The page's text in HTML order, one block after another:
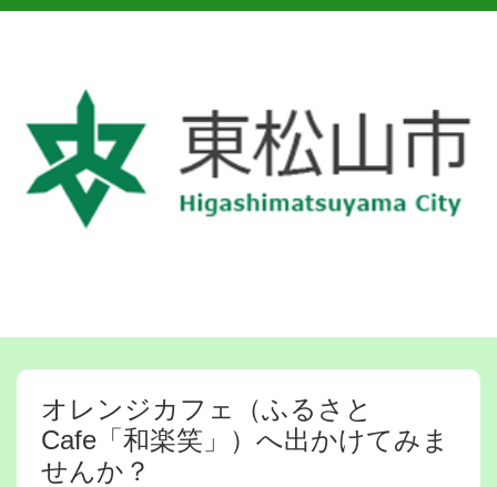
オレンジカフェ（ふるさと
Cafe「和楽笑」）へ出かけてみま
せんか？